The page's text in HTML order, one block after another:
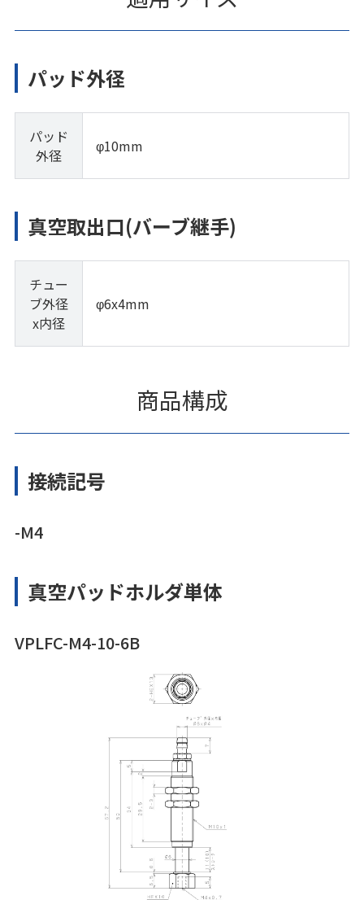
パッド外径
パッド
外径
φ10mm
真空取出口(バーブ継手)
チュー
ブ外径
x内径
φ6x4mm
商品構成
接続記号
-M4
真空パッドホルダ単体
VPLFC-M4-10-6B